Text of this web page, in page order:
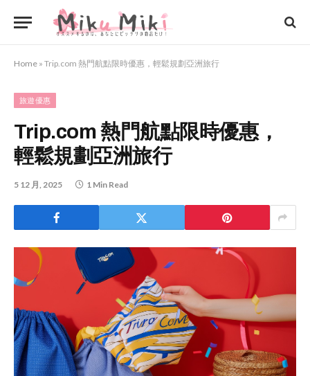
Home » Trip.com 熱門航點限時優惠，輕鬆規劃亞洲旅行
旅遊優惠
Trip.com 熱門航點限時優惠，
輕鬆規劃亞洲旅行
5 12 月, 2025 1 Min Read